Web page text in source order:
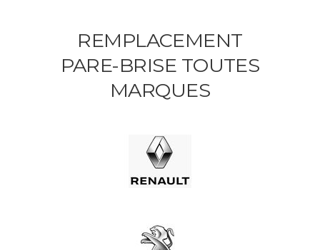
REMPLACEMENT
PARE-BRISE TOUTES
MARQUES